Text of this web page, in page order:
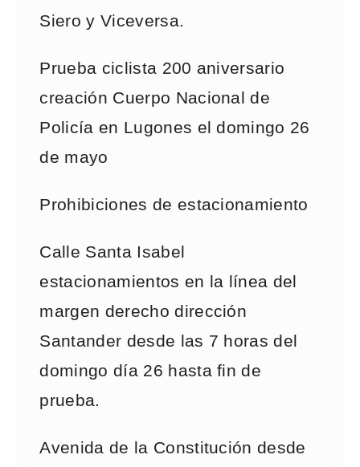
Siero y Viceversa.
Prueba ciclista 200 aniversario
creación Cuerpo Nacional de
Policía en Lugones el domingo 26
de mayo
Prohibiciones de estacionamiento
Calle Santa Isabel
estacionamientos en la línea del
margen derecho dirección
Santander desde las 7 horas del
domingo día 26 hasta fin de
prueba.
Avenida de la Constitución desde